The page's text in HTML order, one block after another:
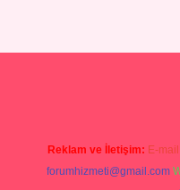
Reklam ve İletişim: E-mail:
forumhizmeti@gmail.com